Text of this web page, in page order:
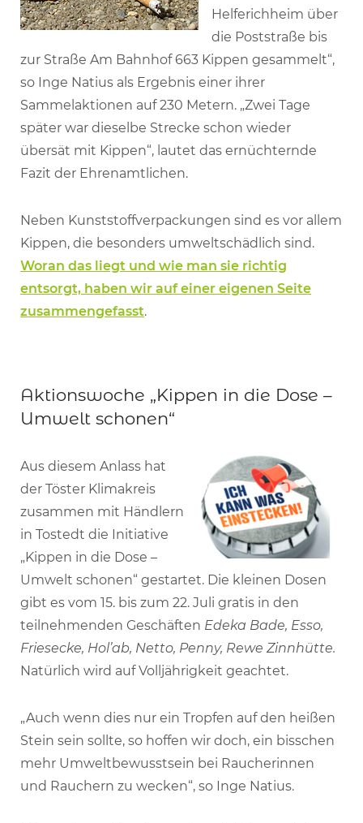
Helferichheim über
die Poststraße bis
zur Straße Am Bahnhof 663 Kippen gesammelt“,
so Inge Natius als Ergebnis einer ihrer
Sammelaktionen auf 230 Metern. „Zwei Tage
später war dieselbe Strecke schon wieder
übersät mit Kippen“, lautet das ernüchternde
Fazit der Ehrenamtlichen.
Neben Kunststoffverpackungen sind es vor allem
Kippen, die besonders umweltschädlich sind.
Woran das liegt und wie man sie richtig
entsorgt, haben wir auf einer eigenen Seite
zusammengefasst.
Aktionswoche „Kippen in die Dose –
Umwelt schonen“
Aus diesem Anlass hat
der Töster Klimakreis
zusammen mit Händlern
in Tostedt die Initiative
„Kippen in die Dose –
Umwelt schonen“ gestartet. Die kleinen Dosen
gibt es vom 15. bis zum 22. Juli gratis in den
teilnehmenden Geschäften Edeka Bade, Esso,
Friesecke, Hol’ab, Netto, Penny, Rewe Zinnhütte.
Natürlich wird auf Volljährigkeit geachtet.
„Auch wenn dies nur ein Tropfen auf den heißen
Stein sein sollte, so hoffen wir doch, ein bisschen
mehr Umweltbewusstsein bei Raucherinnen
und Rauchern zu wecken“, so Inge Natius.